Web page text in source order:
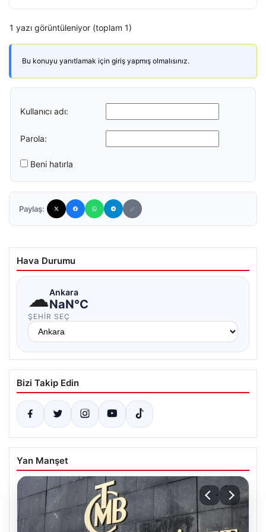
1 yazı görüntüleniyor (toplam 1)
Bu konuyu yanıtlamak için giriş yapmış olmalısınız.
Kullanıcı adı:
Parola:
Beni hatırla
Paylaş:
Hava Durumu
☁Ankara
NaN°C
ŞEHIR SEÇ
Bizi Takip Edin
Yan Manşet